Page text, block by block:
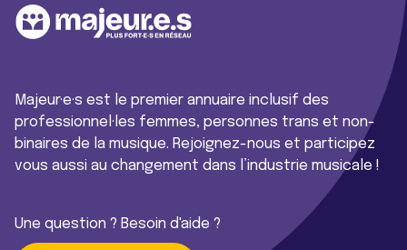
Majeur·e·s est le premier annuaire inclusif des
professionnel·les femmes, personnes trans et non-
binaires de la musique. Rejoignez-nous et participez
vous aussi au changement dans l’industrie musicale !
Une question ? Besoin d'aide ?